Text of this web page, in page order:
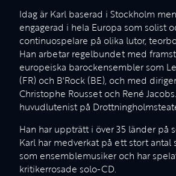
Idag är Karl baserad i Stockholm
engagerad i hela Europa som solist
continuospelare på olika lutor,
Han arbetar regelbundet med
europeiska barockensembler som
(FR) och B'Rock (BE), och med
Christophe Rousset och René
huvudlutenist på
Han har uppträtt i över 35 länder på
Karl har medverkat på ett stort antal
som ensemblemusiker och har
kritikerrosade solo-CD.